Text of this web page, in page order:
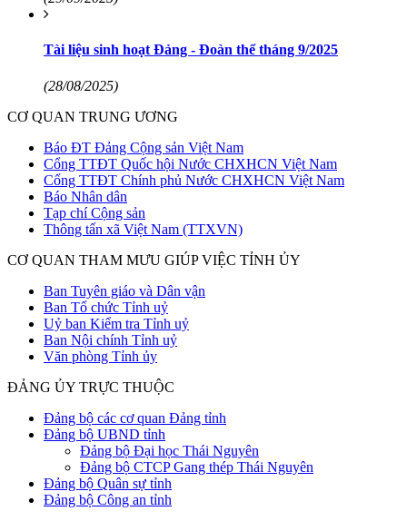
Tài liệu sinh hoạt Đảng - Đoàn thể tháng 9/2025
(28/08/2025)
CƠ QUAN TRUNG ƯƠNG
Báo ĐT Đảng Cộng sản Việt Nam
Cổng TTĐT Quốc hội Nước CHXHCN Việt Nam
Cổng TTĐT Chính phủ Nước CHXHCN Việt Nam
Báo Nhân dân
Tạp chí Cộng sản
Thông tấn xã Việt Nam (TTXVN)
CƠ QUAN THAM MƯU GIÚP VIỆC TỈNH ỦY
Ban Tuyên giáo và Dân vận
Ban Tổ chức Tỉnh uỷ
Uỷ ban Kiểm tra Tỉnh uỷ
Ban Nội chính Tỉnh uỷ
Văn phòng Tỉnh ủy
ĐẢNG ỦY TRỰC THUỘC
Đảng bộ các cơ quan Đảng tỉnh
Đảng bộ UBND tỉnh
Đảng bộ Đại học Thái Nguyên
Đảng bộ CTCP Gang thép Thái Nguyên
Đảng bộ Quân sự tỉnh
Đảng bộ Công an tỉnh